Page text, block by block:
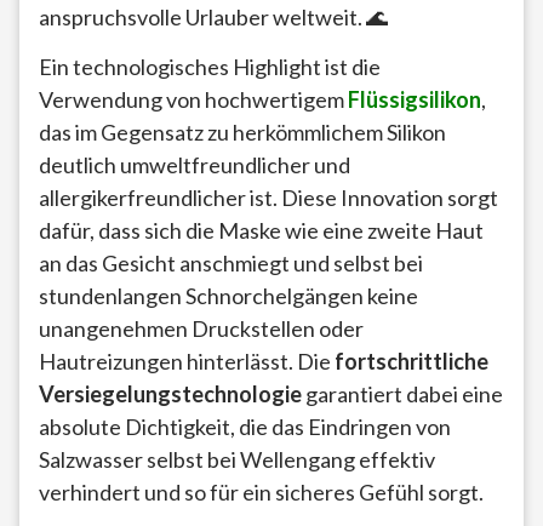
anspruchsvolle Urlauber weltweit. 🌊
Ein technologisches Highlight ist die
Verwendung von hochwertigemFlüssigsilikon,
das im Gegensatz zu herkömmlichem Silikon
deutlich umweltfreundlicher und
allergikerfreundlicher ist. Diese Innovation sorgt
dafür, dass sich die Maske wie eine zweite Haut
an das Gesicht anschmiegt und selbst bei
stundenlangen Schnorchelgängen keine
unangenehmen Druckstellen oder
Hautreizungen hinterlässt. Die fortschrittliche
Versiegelungstechnologiegarantiert dabei eine
absolute Dichtigkeit, die das Eindringen von
Salzwasser selbst bei Wellengang effektiv
verhindert und so für ein sicheres Gefühl sorgt.